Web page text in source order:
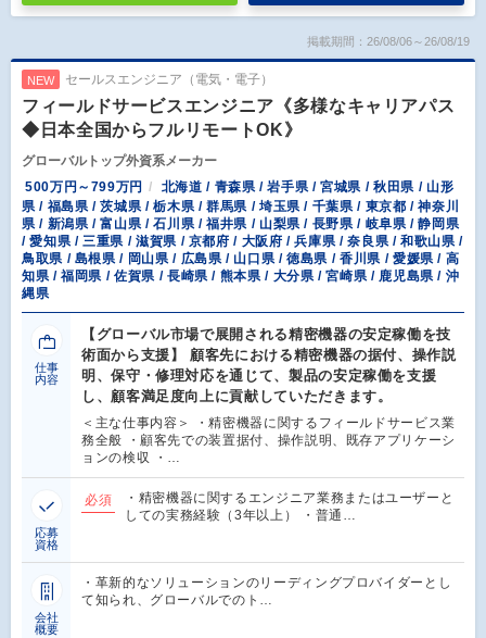
掲載期間：26/08/06～26/08/19
NEW セールスエンジニア（電気・電子）
フィールドサービスエンジニア《多様なキャリアパス
◆日本全国からフルリモートOK》
グローバルトップ外資系メーカー
500万円～799万円
北海道 / 青森県 / 岩手県 / 宮城県 / 秋田県 / 山形
県 / 福島県 / 茨城県 / 栃木県 / 群馬県 / 埼玉県 / 千葉県 / 東京都 / 神奈川
県 / 新潟県 / 富山県 / 石川県 / 福井県 / 山梨県 / 長野県 / 岐阜県 / 静岡県
/ 愛知県 / 三重県 / 滋賀県 / 京都府 / 大阪府 / 兵庫県 / 奈良県 / 和歌山県 /
鳥取県 / 島根県 / 岡山県 / 広島県 / 山口県 / 徳島県 / 香川県 / 愛媛県 / 高
知県 / 福岡県 / 佐賀県 / 長崎県 / 熊本県 / 大分県 / 宮崎県 / 鹿児島県 / 沖
縄県
仕事
内容
【グローバル市場で展開される精密機器の安定稼働を技
術面から支援】 顧客先における精密機器の据付、操作説
明、保守・修理対応を通じて、製品の安定稼働を支援
し、顧客満足度向上に貢献していただきます。
＜主な仕事内容＞ ・精密機器に関するフィールドサービス業
務全般 ・顧客先での装置据付、操作説明、既存アプリケーシ
ョンの検収 ・…
応募
資格
必須
・精密機器に関するエンジニア業務またはユーザーと
しての実務経験（3年以上） ・普通…
会社
概要
・革新的なソリューションのリーディングプロバイダーとし
て知られ、グローバルでのト…